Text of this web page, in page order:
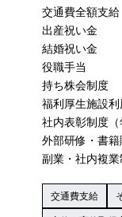
交通費全額支給
出産祝い金
結婚祝い金
役職手当
持ち株会制度
福利厚生施設
社内表彰制度（
外部研修・書籍
副業・社内複業
交通費支給